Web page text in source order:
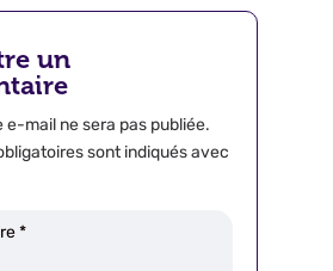
un
e-mail ne sera pas publiée.
sont indiqués avec